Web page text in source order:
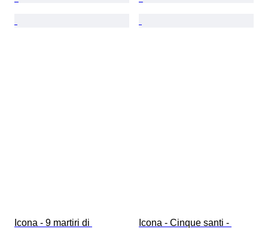
Icona - 9 martiri di
Icona - Cinque santi -